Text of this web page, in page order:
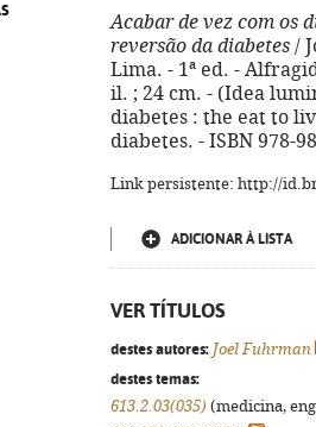
Acabar de vez com os
reversão da diabetes /
Lima. - 1ª ed. -
il. ; 24 cm. - (Idea
diabetes : the eat to
diabetes. - ISBN 978-
Link persistente: http://
ADICIONAR À LISTA
VER TÍTULOS
destes autores: Joel Fuhrman
destes temas:
613.2.03(035) (medicina,